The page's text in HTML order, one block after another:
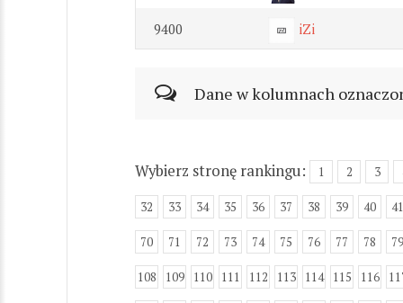
9400 iZi
Dane w kolumnach
Wybierz stronę rankingu: 1 2 3
32 33 34 35 36 37 38 39 40 41
70 71 72 73 74 75 76 77 78 79
108 109 110 111 112 113 114 115 116